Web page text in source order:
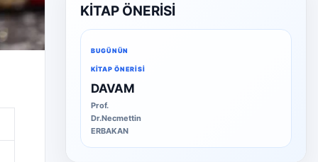
KİTAP ÖNERİSİ
BUGÜNÜN
KITAP ÖNERISI
DAVAM
Prof.
Dr.Necmettin
ERBAKAN